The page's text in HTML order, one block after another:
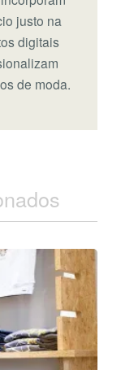
justo na
digitais
de moda.